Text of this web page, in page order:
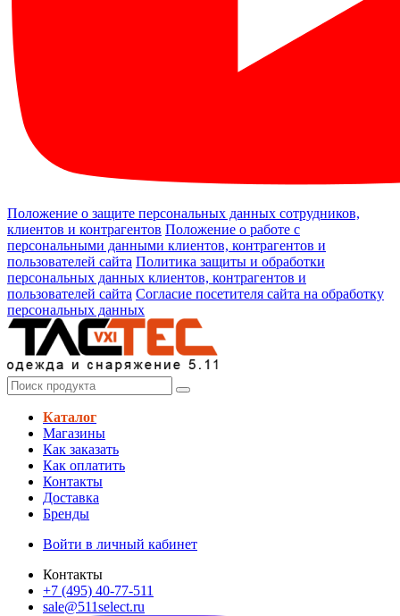
Положение о защите персональных данных сотрудников,
клиентов и контрагентов Положение о работе с
персональными данными клиентов, контрагентов и
пользователей сайта Политика защиты и обработки
персональных данных клиентов, контрагентов и
пользователей сайта Согласие посетителя сайта на обработку
персональных данных
Каталог
Магазины
Как заказать
Как оплатить
Контакты
Доставка
Бренды
Войти в личный кабинет
Контакты
+7 (495) 40-77-511
sale@511select.ru